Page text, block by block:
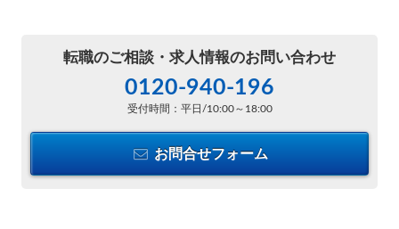
転職のご相談・ 求人情報のお問い合わせ
0120-940-196
受付時間：平日/10:00～18:00
お問合せフォーム